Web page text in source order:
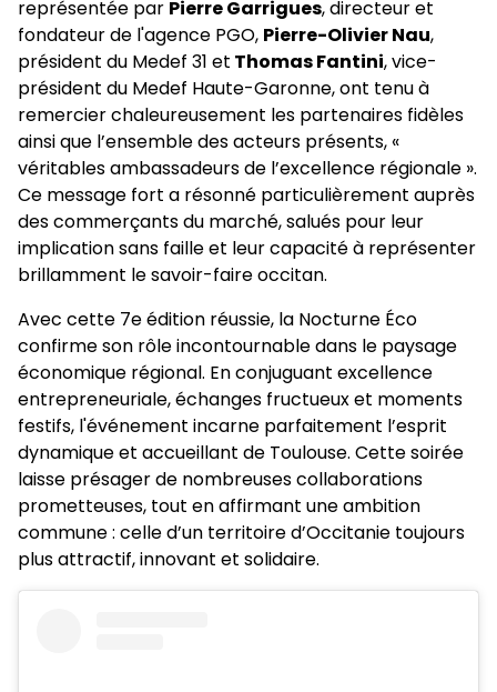
représentée par Pierre Garrigues, directeur et
fondateur de l'agence PGO, Pierre-Olivier Nau,
président du Medef 31 et Thomas Fantini, vice-
président du Medef Haute-Garonne, ont tenu à
remercier chaleureusement les partenaires fidèles
ainsi que l’ensemble des acteurs présents, «
véritables ambassadeurs de l’excellence régionale ».
Ce message fort a résonné particulièrement auprès
des commerçants du marché, salués pour leur
implication sans faille et leur capacité à représenter
brillamment le savoir-faire occitan.
Avec cette 7e édition réussie, la Nocturne Éco
confirme son rôle incontournable dans le paysage
économique régional. En conjuguant excellence
entrepreneuriale, échanges fructueux et moments
festifs, l'événement incarne parfaitement l’esprit
dynamique et accueillant de Toulouse. Cette soirée
laisse présager de nombreuses collaborations
prometteuses, tout en affirmant une ambition
commune : celle d’un territoire d’Occitanie toujours
plus attractif, innovant et solidaire.